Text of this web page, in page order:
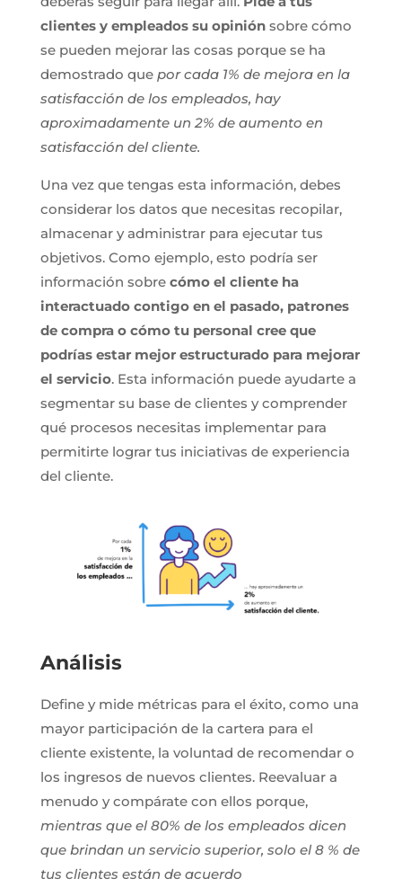
clientes y empleados su opiniónsobre cómo
se pueden mejorar las cosas porque se ha
demostrado que por cada 1% de mejora en la
satisfacción de los empleados, hay
aproximadamente un 2% de aumento en
satisfacción del cliente.
Una vez que tengas esta información, debes
considerar los datos que necesitas recopilar,
almacenar y administrar para ejecutar tus
objetivos. Como ejemplo, esto podría ser
información sobre cómo el cliente ha
interactuado contigo en el pasado, patrones
de compra o cómo tu personal cree que
podrías estar mejor estructurado para mejorar
el servicio. Esta información puede ayudarte a
segmentar su base de clientes y comprender
qué procesos necesitas implementar para
permitirte lograr tus iniciativas de experiencia
del cliente.
Análisis
Define y mide métricas para el éxito, como una
mayor participación de la cartera para el
cliente existente, la voluntad de recomendar o
los ingresos de nuevos clientes. Reevaluar a
menudo y compárate con ellos porque,
mientras que el 80% de los empleados dicen
que brindan un servicio superior, solo el 8 % de
tus clientes están de acuerdo